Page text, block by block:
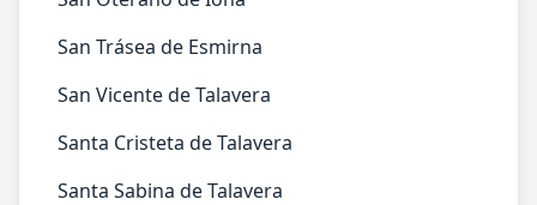
San Trásea de Esmirna
San Vicente de Talavera
Santa Cristeta de Talavera
Santa Sabina de Talavera